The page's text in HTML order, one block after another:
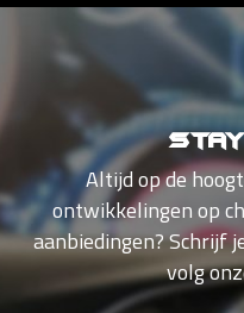
Altijd op de
ontwikkelingen op
aanbiedingen? Schrijf
volg